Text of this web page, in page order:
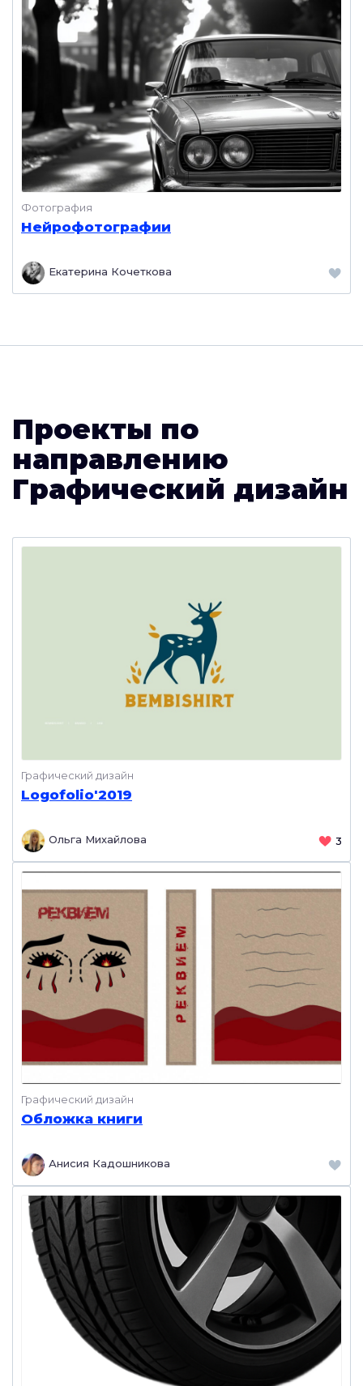
Фотография
Нейрофотографии
Екатерина Кочеткова
Проекты по
направлению
Графический дизайн
Графический дизайн
Logofolio'2019
Ольга Михайлова 3
Графический дизайн
Обложка книги
Анисия Кадошникова